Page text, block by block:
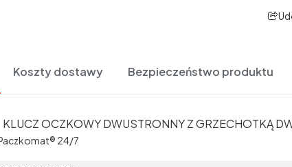
Koszty dostawy Bezpieczeństwo produktu
KLUCZ OCZKOWY DWUSTRONNY Z GRZECHOTKĄ
24/7